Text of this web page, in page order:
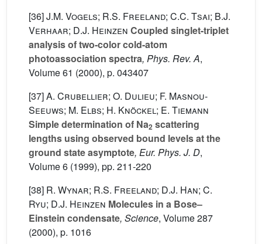
[36]J.M. Vogels; R.S. Freeland; C.C. Tsai; B.J.
Verhaar; D.J. Heinzen Coupled singlet-triplet
analysis of two-color cold-atom
photoassociation spectra, Phys. Rev. A,
Volume 61 (2000), p. 043407
[37]A. Crubellier; O. Dulieu; F. Masnou-
Seeuws; M. Elbs; H. Knöckel; E. Tiemann
Simple determination of Na2 scattering
lengths using observed bound levels at the
ground state asymptote, Eur. Phys. J. D,
Volume 6 (1999), pp. 211-220
[38] R. Wynar; R.S. Freeland; D.J. Han; C.
Ryu; D.J. Heinzen Molecules in a Bose–
Einstein condensate, Science, Volume 287
(2000), p. 1016